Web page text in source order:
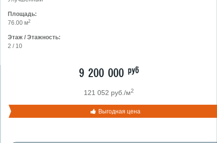
Площадь:
76.00 м2
Этаж / Этажность:
2 / 10
9 200 000 руб
121 052 руб./м2
Выгодная цена